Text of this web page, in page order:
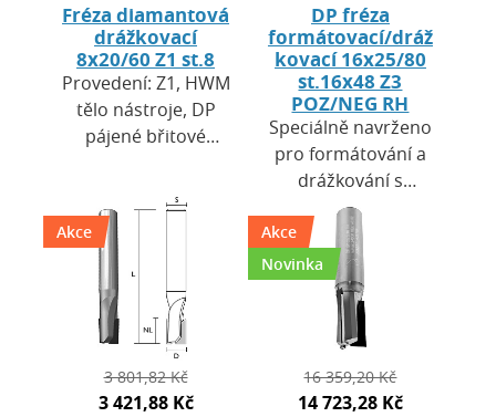
Fréza diamantová
drážkovací
8x20/60 Z1 st.8
Provedení: Z1, HWM
tělo nástroje, DP
pájené břitové
destiček H = 2,7
mm. Použití: pro
CNC…
Akce
3 801,82 Kč
3 421,88 Kč
DP fréza
formátovací/dráž
kovací 16x25/80
st.16x48 Z3
POZ/NEG RH
Speciálně navrženo
pro formátování a
drážkování s
oboustranně čistou
řeznou hranou.
HW tělo s vysokou
mechanickou
odolností. …
Akce
Novinka
16 359,20 Kč
14 723,28 Kč